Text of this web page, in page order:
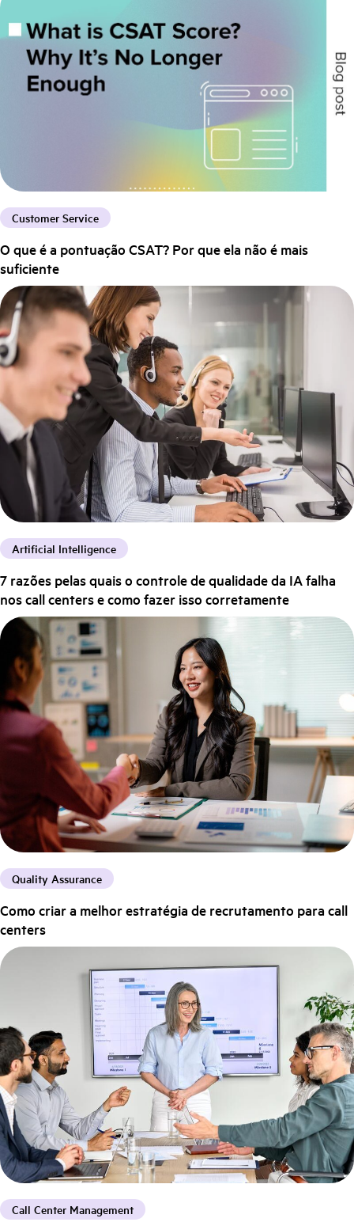
Customer Service
O que é a pontuação CSAT? Por que ela não é mais
suficiente
Artificial Intelligence
7 razões pelas quais o controle de qualidade da IA falha
nos call centers e como fazer isso corretamente
Quality Assurance
Como criar a melhor estratégia de recrutamento para call
centers
Call Center Management